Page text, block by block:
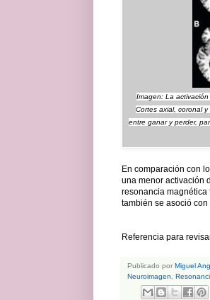
Imagen: La
Cortes axial, coronal
entre ganar y perder,
En comparación con
una menor activación
resonancia
también se asoció
Referencia para
Publicado por Miguel
Neuroimagen